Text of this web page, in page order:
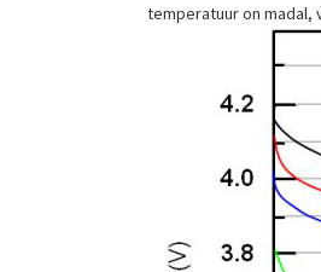
temperatuur on madal,